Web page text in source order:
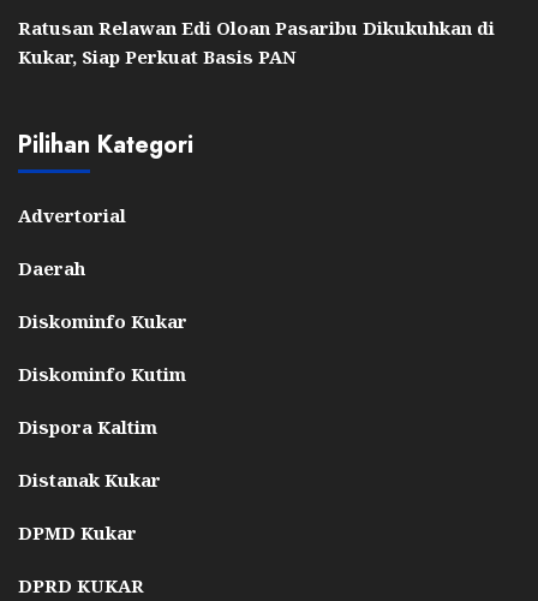
Ratusan Relawan Edi Oloan Pasaribu Dikukuhkan di
Kukar, Siap Perkuat Basis PAN
Pilihan Kategori
Advertorial
Daerah
Diskominfo Kukar
Diskominfo Kutim
Dispora Kaltim
Distanak Kukar
DPMD Kukar
DPRD KUKAR